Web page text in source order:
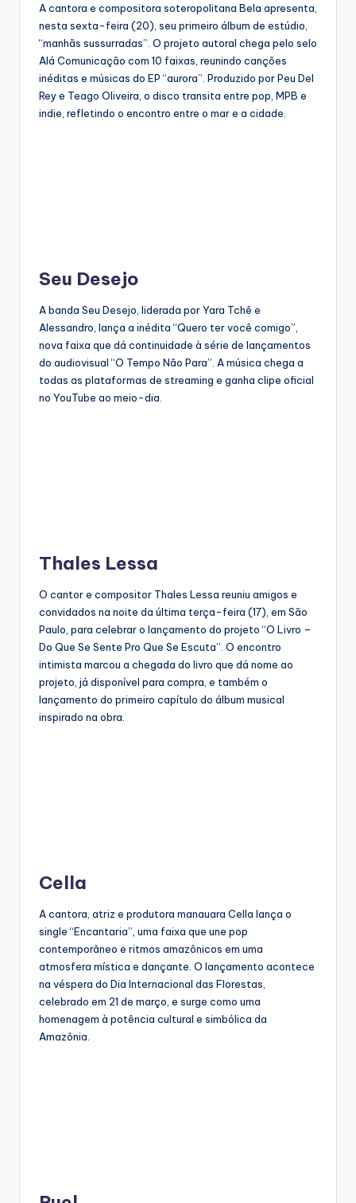
A cantora e compositora soteropolitana Bela apresenta,
nesta sexta-feira (20), seu primeiro álbum de estúdio,
“manhãs sussurradas”. O projeto autoral chega pelo selo
Alá Comunicação com 10 faixas, reunindo canções
inéditas e músicas do EP “aurora”. Produzido por Peu Del
Rey e Teago Oliveira, o disco transita entre pop, MPB e
indie, refletindo o encontro entre o mar e a cidade.
Seu Desejo
A banda Seu Desejo, liderada por Yara Tchê e
Alessandro, lança a inédita “Quero ter você comigo”,
nova faixa que dá continuidade à série de lançamentos
do audiovisual “O Tempo Não Para”. A música chega a
todas as plataformas de streaming e ganha clipe oficial
no YouTube ao meio-dia.
Thales Lessa
O cantor e compositor Thales Lessa reuniu amigos e
convidados na noite da última terça-feira (17), em São
Paulo, para celebrar o lançamento do projeto “O Livro –
Do Que Se Sente Pro Que Se Escuta”. O encontro
intimista marcou a chegada do livro que dá nome ao
projeto, já disponível para compra, e também o
lançamento do primeiro capítulo do álbum musical
inspirado na obra.
Cella
A cantora, atriz e produtora manauara Cella lança o
single “Encantaria”, uma faixa que une pop
contemporâneo e ritmos amazônicos em uma
atmosfera mística e dançante. O lançamento acontece
na véspera do Dia Internacional das Florestas,
celebrado em 21 de março, e surge como uma
homenagem à potência cultural e simbólica da
Amazônia.